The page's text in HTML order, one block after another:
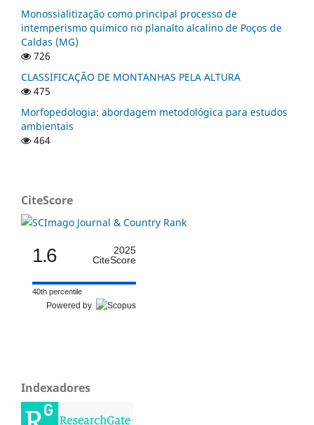
Monossialitização como principal processo de
intemperismo químico no planalto alcalino de Poços de
Caldas (MG)
726
CLASSIFICAÇÃO DE MONTANHAS PELA ALTURA
475
Morfopedologia: abordagem metodológica para estudos
ambientais
464
CiteScore
1.6
2025
CiteScore
40th percentile
Powered by
Indexadores